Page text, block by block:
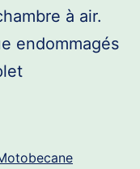
à air.
endommagés